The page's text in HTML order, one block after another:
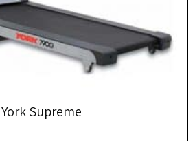
York Supreme